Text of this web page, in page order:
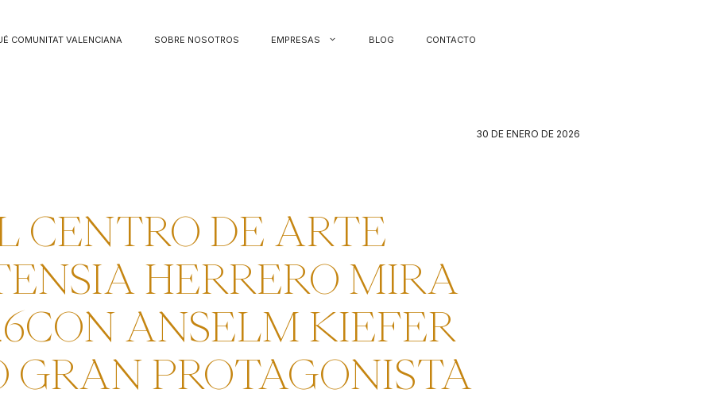
COMUNITAT VALENCIANA SOBRE NOSOTROS EMPRESAS BLOG CONTACTO
30 DE ENERO DE 2026
CENTRO DE ARTE
HERRERO MIRA
ANSELM KIEFER
GRAN PROTAGONISTA